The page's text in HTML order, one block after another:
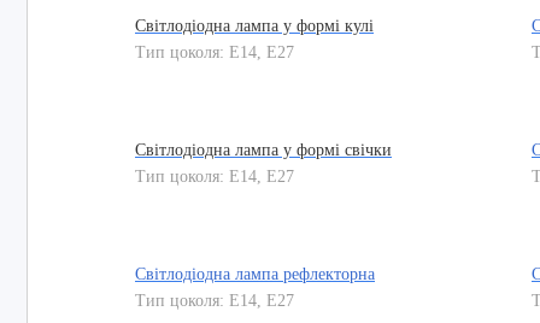
Світлодіодна лампа у формі кулі
Тип цоколя: E14, E27
Світлодіодна лампа у формі свічки
Тип цоколя: E14, E27
Світлодіодна лампа рефлекторна
Тип цоколя: E14, E27